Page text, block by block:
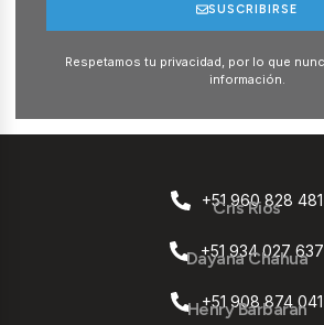
SUSCRIBIRSE
Respetamos tu privacidad, por lo que
información.
+51 960 828 481
Cris Rios
+51 934 027 637
Dayana Chahua
+51 908 874 041
Henry Barbaran